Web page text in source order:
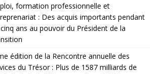
formation professionnelle et
: Des acquis importants pendant
ans au pouvoir du Président de la
édition de la Rencontre annuelle des
du Trésor : Plus de 1587 milliards de